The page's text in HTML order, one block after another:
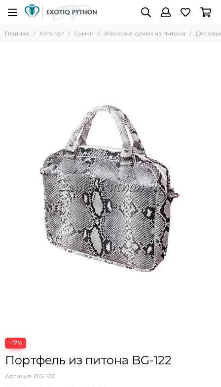
Главная Каталог Сумки Женские сумки из питона
−17%
Портфель из питона BG-122
Артикул: BG-122